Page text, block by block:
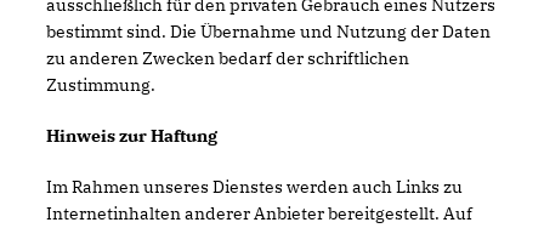
ausschließlich für den privaten Gebrauch eines Nutzers
bestimmt sind. Die Übernahme und Nutzung der Daten
zu anderen Zwecken bedarf der schriftlichen
Zustimmung.
Hinweis zur Haftung
Im Rahmen unseres Dienstes werden auch Links zu
Internetinhalten anderer Anbieter bereitgestellt. Auf